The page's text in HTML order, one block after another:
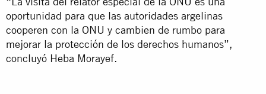
oportunidad para que las autoridades argelinas
cooperen con la ONU y cambien de rumbo para
mejorar la protección de los derechos humanos”,
concluyó Heba Morayef.